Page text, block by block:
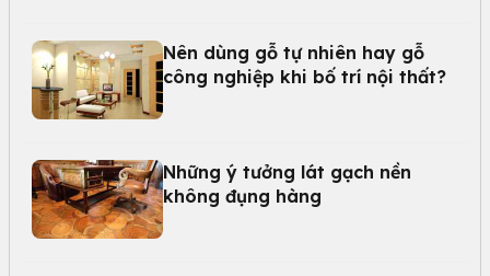
Nên dùng gỗ tự nhiên hay gỗ
công nghiệp khi bố trí nội thất?
Những ý tưởng lát gạch nền
không đụng hàng